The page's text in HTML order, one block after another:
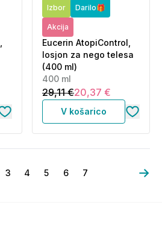
Izbor Darilo🎁
Akcija
Eucerin AtopiControl,
losjon za nego telesa
(400 ml)
400 ml
29,11 €20,37 €
V košarico
3 4 5 6 7